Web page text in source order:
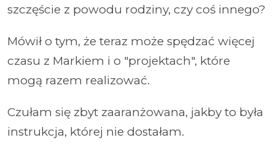
szczęście z powodu rodziny, czy coś innego?
Mówił o tym, że teraz może spędzać więcej
czasu z Markiem i o "projektach", które
mogą razem realizować.
Czułam się zbyt zaaranżowana, jakby to była
instrukcja, której nie dostałam.